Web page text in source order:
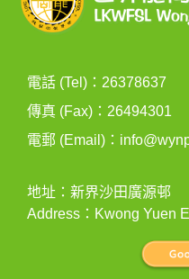
電話 (Tel)：26378637
傳真 (Fax)：26494301
電郵 (Email)：
地址：新界沙田廣源邨
Address：Kwong Yuen